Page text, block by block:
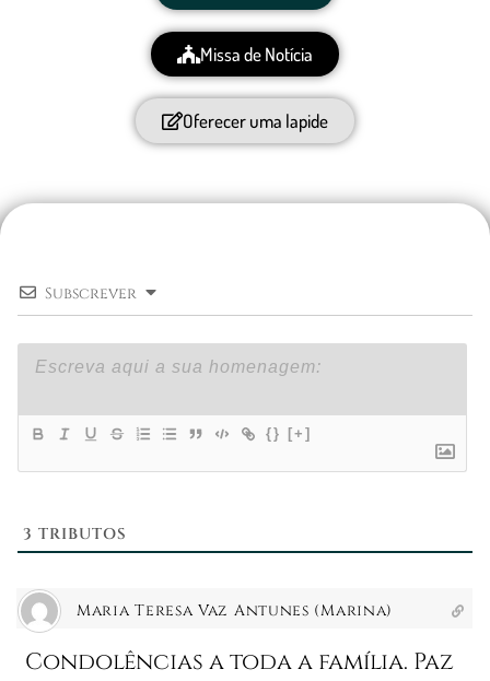
Missa de Notícia
Oferecer uma lapide
Subscrever
{} [+]
3 TRIBUTOS
Maria Teresa Vaz Antunes (Marina)
Condolências a toda a família. Paz